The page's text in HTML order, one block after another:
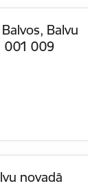
Balvu
001 009
novadā